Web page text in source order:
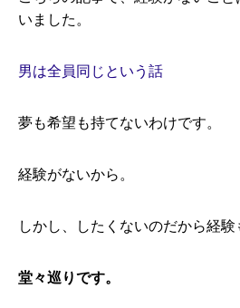
いました。
男は全員同じという話
夢も希望も持てないわけです。
経験がないから。
しかし、したくないのだから経験
堂々巡りです。